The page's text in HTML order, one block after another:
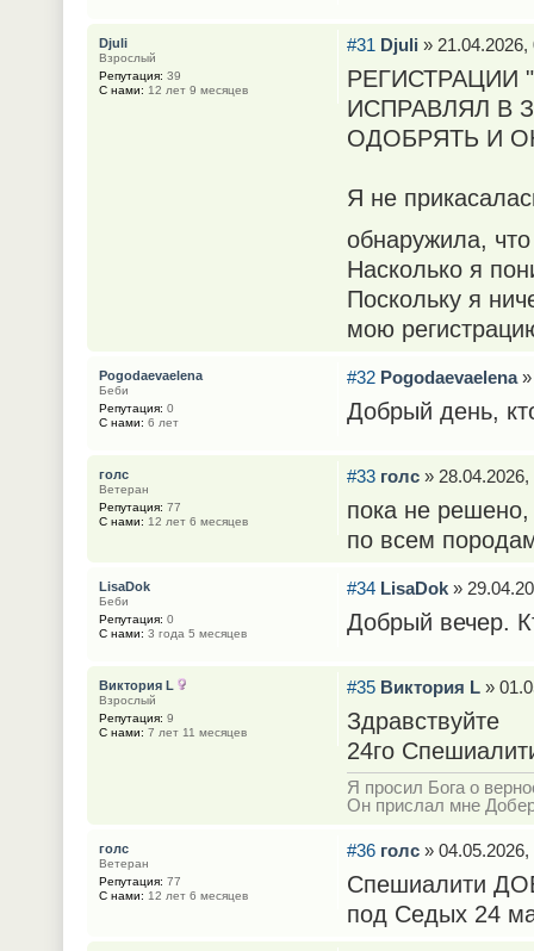
#31 Djuli » 21.04.2026,
РЕГИСТРАЦИИ
ИСПРАВЛЯЛ В
ОДОБРЯТЬ И
Я не
обнаружила,
Насколько я
Поскольку я
мою
Djuli
Взрослый
Репутация: 39
С нами: 12 лет 9 месяцев
#32 Pogodaevaelena»
Добрый день,
Pogodaevaelena
Беби
Репутация: 0
С нами: 6 лет
#33 голс» 28.04.2026,
пока не решено,
по всем
голс
Ветеран
Репутация: 77
С нами: 12 лет 6 месяцев
#34 LisaDok»
Добрый вечер.
LisaDok
Беби
Репутация: 0
С нами: 3 года 5 месяцев
#35 Виктория L»
Здравствуйте
24го
Я просил Бога о
Он прислал мне
Виктория L
Взрослый
Репутация: 9
С нами: 7 лет 11 месяцев
#36 голс» 04.05.2026,
Спешиалити
под Седых 24
голс
Ветеран
Репутация: 77
С нами: 12 лет 6 месяцев